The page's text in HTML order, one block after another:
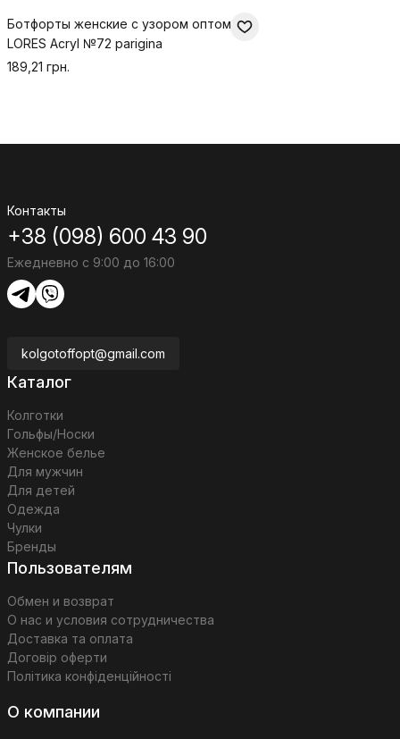
Ботфорты женские с узором оптом
LORES Acryl №72 parigina
189,21 грн.
Контакты
+38 (098) 600 43 90
Ежедневно с 9:00 до 16:00
kolgotoffopt@gmail.com
Каталог
Колготки
Гольфы/Носки
Женское белье
Для мужчин
Для детей
Одежда
Чулки
Бренды
Пользователям
Обмен и возврат
О нас и условия сотрудничества
Доставка та оплата
Договір оферти
Політика конфіденційності
О компании